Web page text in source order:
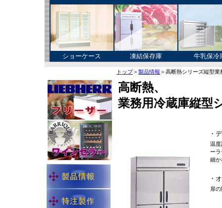
ショーケース 凍結保存庫 牛乳保冷
トップ＞製品情報 ＞高断熱シリーズ縦型業
高断熱、
業務用冷蔵庫縦型
・
温
ー
細
・
扉